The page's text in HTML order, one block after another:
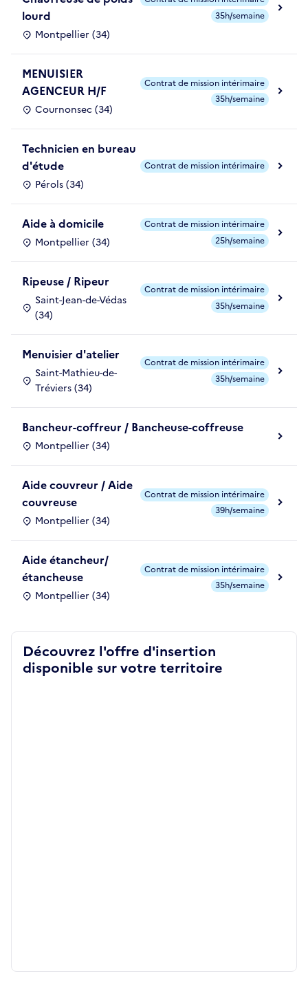
lourd
Montpellier (34)
35h/semaine
MENUISIER
AGENCEUR H/F
Cournonsec (34)
Contrat de mission intérimaire
35h/semaine
Technicien en bureau
d'étude
Pérols (34)
Contrat de mission intérimaire
Aide à domicile
Montpellier (34)
Contrat de mission intérimaire
25h/semaine
Ripeuse / Ripeur
Saint-Jean-de-Védas
(34)
Contrat de mission intérimaire
35h/semaine
Menuisier d'atelier
Saint-Mathieu-de-
Tréviers (34)
Contrat de mission intérimaire
35h/semaine
Bancheur-coffreur / Bancheuse-coffreuse
Montpellier (34)
Aide couvreur / Aide
couvreuse
Montpellier (34)
Contrat de mission intérimaire
39h/semaine
Aide étancheur/
étancheuse
Montpellier (34)
Contrat de mission intérimaire
35h/semaine
Découvrez l'offre d'insertion
disponible sur votre territoire